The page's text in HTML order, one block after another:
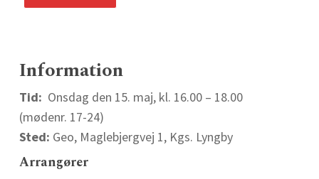
Information
Tid: Onsdag den 15. maj, kl. 16.00 – 18.00
(mødenr. 17-24)
Sted: Geo, Maglebjergvej 1, Kgs. Lyngby
Arrangører